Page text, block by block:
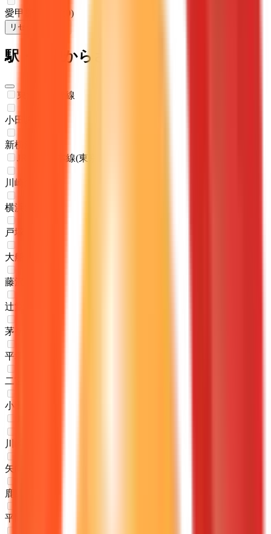
愛甲郡清川村 0)
リセット
駅・沿線からさがす
東海道新幹線
小田原
新横浜
JR東海道本線(東京～熱海)
川崎
横浜
戸塚
大船
藤沢
辻堂
茅ケ崎
平塚
二宮
小田原
川崎
矢向
鹿島田
平間